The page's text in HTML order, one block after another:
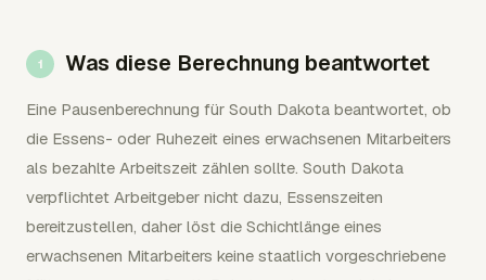
Was diese Berechnung beantwortet
Eine Pausenberechnung für South Dakota beantwortet, ob
die Essens- oder Ruhezeit eines erwachsenen Mitarbeiters
als bezahlte Arbeitszeit zählen sollte. South Dakota
verpflichtet Arbeitgeber nicht dazu, Essenszeiten
bereitzustellen, daher löst die Schichtlänge eines
erwachsenen Mitarbeiters keine staatlich vorgeschriebene